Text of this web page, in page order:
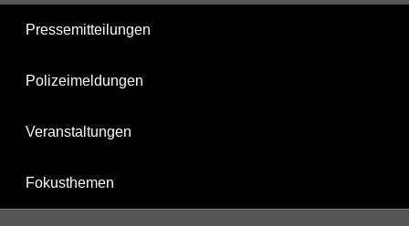
Pressemitteilungen
Polizeimeldungen
Veranstaltungen
Fokusthemen